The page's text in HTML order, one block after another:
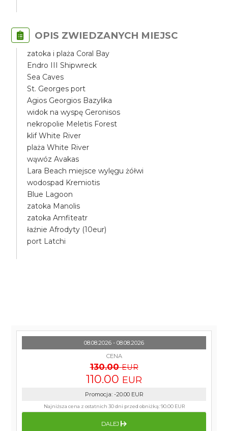
OPIS ZWIEDZANYCH MIEJSC
zatoka i plaża Coral Bay
Endro III Shipwreck
Sea Caves
St. Georges port
Agios Georgios Bazylika
widok na wyspę Geronisos
nekropolie Meletis Forest
klif White River
plaża White River
wąwóz Avakas
Lara Beach miejsce wylęgu żółwi
wodospad Kremiotis
Blue Lagoon
zatoka Manolis
zatoka Amfiteatr
łaźnie Afrodyty (10eur)
port Latchi
08.08.2026 - 08.08.2026
CENA
130.00 EUR
110.00 EUR
Promocja: -20.00 EUR
Najniższa cena z ostatnich 30 dni przed obniżką:90.00 EUR
DALEJ